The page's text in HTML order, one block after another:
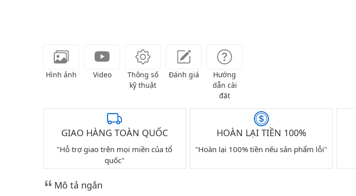
Hình ảnh Video
Thông số
kỹ thuật
Đánh giá
Hướng
dẫn cài
đặt
GIAO HÀNG TOÀN QUỐC
"Hỗ trợ giao trên mọi miền của tổ
quốc"
HOÀN LẠI TIỀN 100%
"Hoàn lại 100% tiền nếu sản phẩm lỗi"
Mô tả ngắn